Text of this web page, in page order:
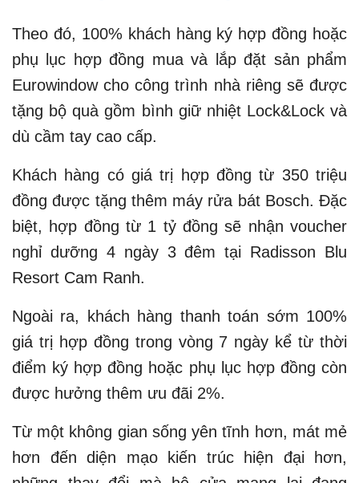
Theo đó, 100% khách hàng ký hợp đồng hoặc
phụ lục hợp đồng mua và lắp đặt sản phẩm
Eurowindow cho công trình nhà riêng sẽ được
tặng bộ quà gồm bình giữ nhiệt Lock&Lock và
dù cầm tay cao cấp.
Khách hàng có giá trị hợp đồng từ 350 triệu
đồng được tặng thêm máy rửa bát Bosch. Đặc
biệt, hợp đồng từ 1 tỷ đồng sẽ nhận voucher
nghỉ dưỡng 4 ngày 3 đêm tại Radisson Blu
Resort Cam Ranh.
Ngoài ra, khách hàng thanh toán sớm 100%
giá trị hợp đồng trong vòng 7 ngày kể từ thời
điểm ký hợp đồng hoặc phụ lục hợp đồng còn
được hưởng thêm ưu đãi 2%.
Từ một không gian sống yên tĩnh hơn, mát mẻ
hơn đến diện mạo kiến trúc hiện đại hơn,